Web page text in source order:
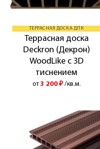
ТЕРРАСНАЯ ДОСКА ДПК
Террасная доска
Deckron (Декрон)
WoodLike с 3D
тиснением
от 3 200 ₽ /кв.м.